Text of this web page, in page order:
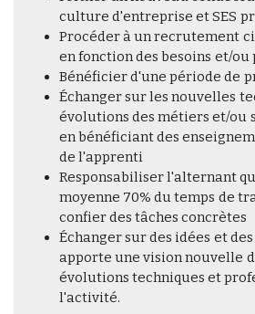
culture d'entreprise et SES
Procéder à un recrutement
en fonction des besoins et/ou
Bénéficier d'une période de
Échanger sur les nouvelles
évolutions des métiers et/ou
en bénéficiant des
de l'apprenti
Responsabiliser l'alternant
moyenne 70% du temps de
confier des tâches concrètes
Échanger sur des idées et
apporte une vision nouvelle
évolutions techniques et
l'activité.